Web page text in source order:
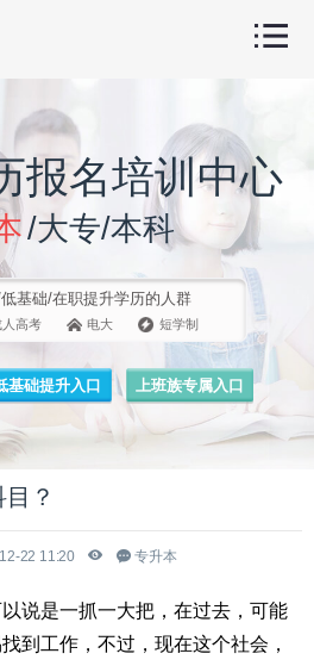
报名培训中心
/大专/本科
基础/在职提升学历的人群
人高考 电大 短学制
基础提升入口 上班族专属入口
？
22 11:20 专升本
说是一抓一大把，在过去，可能
到工作，不过，现在这个社会，